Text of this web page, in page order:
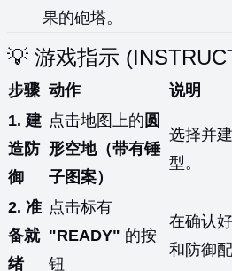
果的砲塔。
💡 游戏指示
步骤 动作
说明
1. 建
造防
御
点击地图上的 圆
形空地（带有锤
子图案）
选择并
型。
2. 准
备就
绪
点击标有
"READY" 的按
钮
在确认
和防御